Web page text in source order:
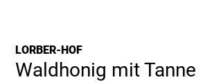
LORBER-HOF
Waldhonig mit Tanne